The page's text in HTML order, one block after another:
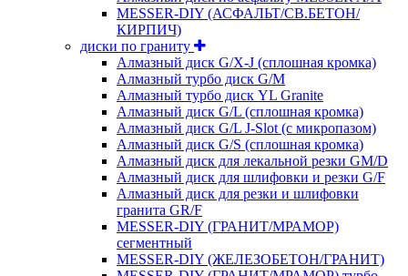
MESSER-DIY (АСФАЛЬТ/СВ.БЕТОН/
КИРПИЧ)
диски по граниту
Алмазный диск G/X-J (сплошная кромка)
Алмазный турбо диск G/M
Алмазный турбо диск YL Granite
Алмазный диск G/L (сплошная кромка)
Алмазный диск G/L J-Slot (с микропазом)
Алмазный диск G/S (сплошная кромка)
Алмазный диск для лекальной резки GM/D
Алмазный диск для шлифовки и резки G/F
Алмазный диск для резки и шлифовки
гранита GR/F
MESSER-DIY (ГРАНИТ/МРАМОР)
сегментный
MESSER-DIY (ЖЕЛЕЗОБЕТОН/ГРАНИТ)